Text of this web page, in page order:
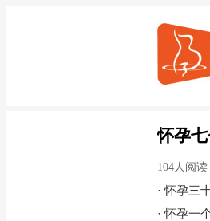
怀孕
104人阅读
·怀孕三
·怀孕一